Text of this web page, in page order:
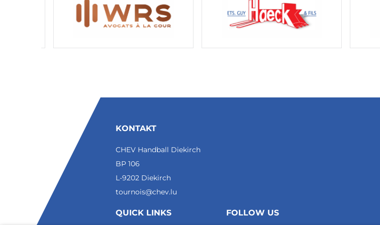
KONTAKT
CHEV Handball Diekirch
BP 106
L-9202 Diekirch
tournois@chev.lu
QUICK LINKS FOLLOW US